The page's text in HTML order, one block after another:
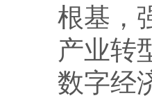
根基，
产业转
数字经